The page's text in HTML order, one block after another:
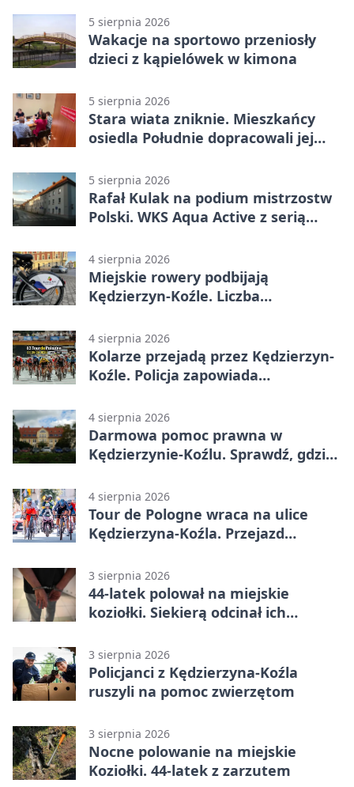
5 sierpnia 2026
Wakacje na sportowo przeniosły
dzieci z kąpielówek w kimona
5 sierpnia 2026
Stara wiata zniknie. Mieszkańcy
osiedla Południe dopracowali jej
5 sierpnia 2026
Rafał Kulak na podium mistrzostw
Polski. WKS Aqua Active z serią
4 sierpnia 2026
Miejskie rowery podbijają
Kędzierzyn-Koźle. Liczba
4 sierpnia 2026
Kolarze przejadą przez Kędzierzyn-
Koźle. Policja zapowiada
4 sierpnia 2026
Darmowa pomoc prawna w
Kędzierzynie-Koźlu. Sprawdź, gdzie
4 sierpnia 2026
Tour de Pologne wraca na ulice
Kędzierzyna-Koźla. Przejazd
3 sierpnia 2026
44-latek polował na miejskie
koziołki. Siekierą odcinał ich
3 sierpnia 2026
Policjanci z Kędzierzyna-Koźla
ruszyli na pomoc zwierzętom
3 sierpnia 2026
Nocne polowanie na miejskie
Koziołki. 44-latek z zarzutem